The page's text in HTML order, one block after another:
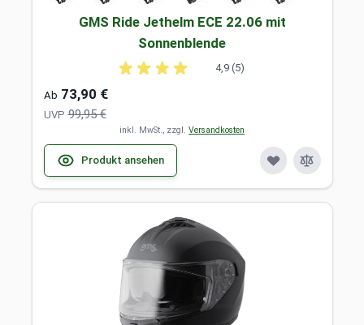
GMS Ride Jethelm ECE 22.06 mit
Sonnenblende
4,9 (5)
Ab 73,90 €
UVP 99,95 €
inkl. MwSt., zzgl. Versandkosten
Produkt ansehen